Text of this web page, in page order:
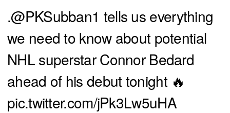
.@PKSubban1 tells us everything
we need to know about potential
NHL superstar Connor Bedard
ahead of his debut tonight 🔥
pic.twitter.com/jPk3Lw5uHA